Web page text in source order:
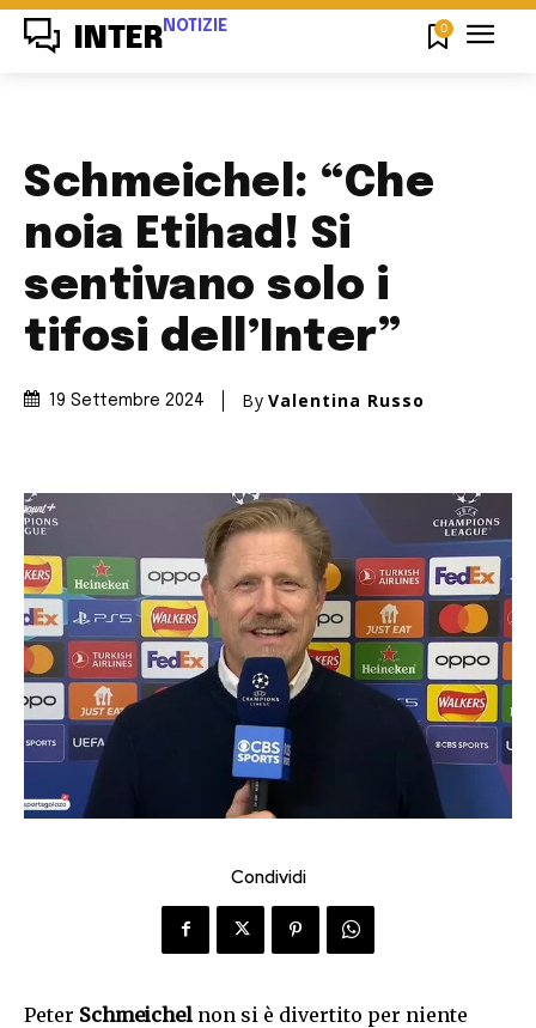
INTER NOTIZIE 0
Schmeichel: “Che
noia Etihad! Si
sentivano solo i
tifosi dell’Inter”
19 Settembre 2024 By Valentina Russo
Condividi
Peter Schmeichel non si è divertito per niente